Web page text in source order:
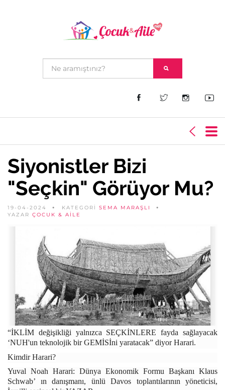
Siyonistler Bizi
"Seçkin" Görüyor Mu?
19-04-2024 KATEGORİ SEMA MARAŞLI
YAZAR ÇOCUK & AILE
“İKLİM değişikliği yalnızca SEÇKİNLERE fayda sağlayacak
‘NUH'un teknolojik bir GEMİSİni yaratacak” diyor Harari.
Kimdir Harari?
Yuval Noah Harari: Dünya Ekonomik Formu Başkanı Klaus
Schwab’ ın danışmanı, ünlü Davos toplantılarının yöneticisi,